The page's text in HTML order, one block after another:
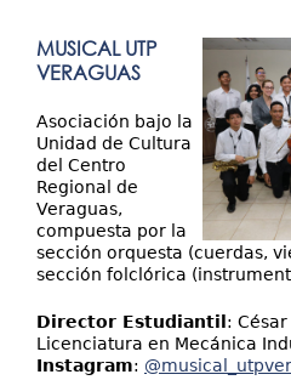
MUSICAL UTP
VERAGUAS
Asociación bajo la
Unidad de Cultura
del Centro
Regional de
Veraguas,
compuesta por la
sección orquesta (cuerdas,
sección folclórica
Director Estudiantil :
Licenciatura en Mecánica
Instagram: